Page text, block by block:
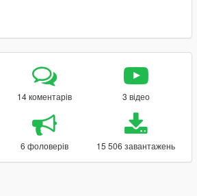
14 коментарів 3 відео
6 фоловерів 15 506 завантажень